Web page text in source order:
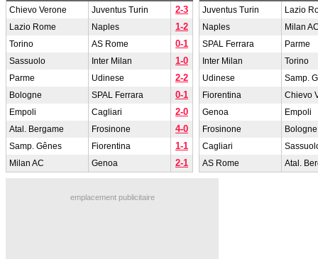
Chievo Verone
Juventus Turin 2-3
Lazio Rome Naples 1-2
Torino AS Rome 0-1
Sassuolo Inter Milan 1-0
Parme Udinese 2-2
Bologne SPAL Ferrara 0-1
Empoli Cagliari 2-0
Atal. Bergame Frosinone 4-0
Samp. Gênes Fiorentina 1-1
Milan AC Genoa 2-1
Juventus Turin
Lazio
Naples
Milan
SPAL Ferrara
Parme
Inter Milan
Torino
Udinese
Samp.
Fiorentina
Chievo
Genoa
Empoli
Frosinone
Bologne
Cagliari
AS Rome
Atal.
emplacement publicitaire